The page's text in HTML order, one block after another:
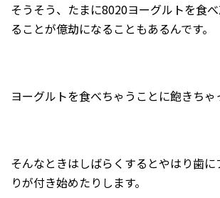
そうそう、たまに8020ヨーグルトを食
ることが億劫になることもあるんです。
ヨーグルトを食べちゃうことに飽きちゃ
そんなときはしばらくするとやはり歯に
りが付き始めたりします。